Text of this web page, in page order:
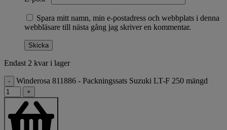
Spara mitt namn, min e-postadress och webbplats i denna
webbläsare till nästa gång jag skriver en kommentar.
Endast 2 kvar i lager
- Winderosa 811886 - Packningssats Suzuki LT-F 250 mängd
+